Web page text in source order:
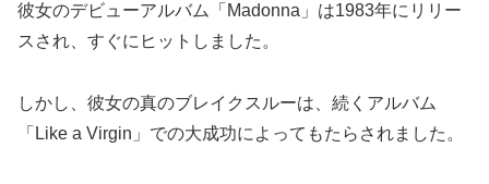
彼女のデビューアルバム「Madonna」は1983年にリリー
スされ、すぐにヒットしました。
しかし、彼女の真のブレイクスルーは、続くアルバム
「Like a Virgin」での大成功によってもたらされました。